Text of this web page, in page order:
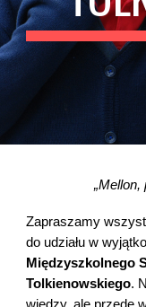
„Mellon,
Zapraszamy
do udziału w
Międzyszkolnego
Tolkienowskiego.